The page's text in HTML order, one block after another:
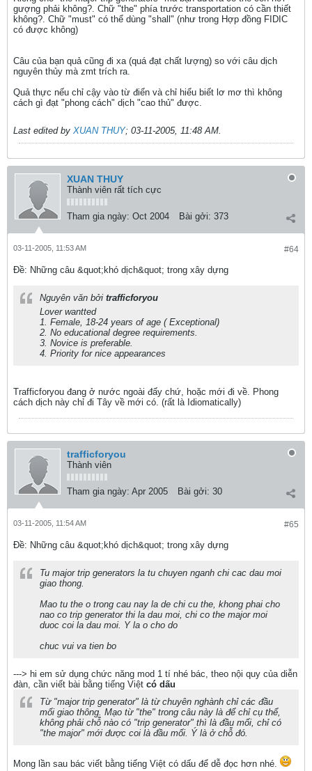
gượng phải không?. Chữ "the" phía trước transportation có cần thiết
không?. Chữ "must" có thể dùng "shall" (như trong Hợp đồng FIDIC
có được không)
Câu của bạn quả cũng đi xa (quá đạt chất lượng) so với câu dịch
nguyên thủy mà zmt trích ra.
Quả thực nếu chỉ cậy vào từ điển và chỉ hiểu biết lơ mơ thì không
cách gì đạt "phong cách" dịch "cao thủ" được.
Last edited by XUAN THUY; 03-11-2005, 11:48 AM.
XUAN THUY
Thành viên rất tích cực
Tham gia ngày: Oct 2004 Bài gởi: 373
#64
03-11-2005, 11:53 AM
Ðề: Những câu &quot;khó dịch&quot; trong xây dựng
Nguyên văn bởi trafficforyou
Lover wantted
1. Female, 18-24 years of age ( Exceptional)
2. No educational degree requirements.
3. Novice is preferable.
4. Priority for nice appearances
Trafficforyou đang ở nước ngoài đấy chứ, hoặc mới đi về. Phong
cách dịch này chỉ đi Tây về mới có. (rất là Idiomatically)
trafficforyou
Thành viên
Tham gia ngày: Apr 2005 Bài gởi: 30
#65
03-11-2005, 11:54 AM
Ðề: Những câu &quot;khó dịch&quot; trong xây dựng
Tu major trip generators la tu chuyen nganh chi cac dau moi
giao thong.
Mao tu the o trong cau nay la de chi cu the, khong phai cho
nao co trip generator thi la dau moi, chi co the major moi
duoc coi la dau moi. Y la o cho do
chuc vui va tien bo
---> hi em sử dụng chức năng mod 1 tí nhé bác, theo nội quy của diễn
đàn, cần viết bài bằng tiếng Việt có dấu
Từ "major trip generator" là từ chuyên nghành chỉ các đầu
mối giao thông. Mạo từ "the" trong câu này là để chỉ cụ thể,
không phải chỗ nào có "trip generator" thì là đầu mối, chỉ có
"the major" mới được coi là đầu mối. Ý là ở chỗ đó.
Mong lần sau bác viết bằng tiếng Việt có dấu để dễ đọc hơn nhé.